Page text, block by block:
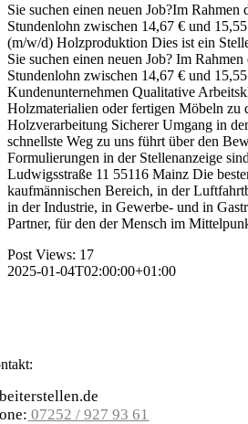
Sie suchen einen neuen Job?Im
Stundenlohn zwischen 14,67 € und
(m/w/d) Holzproduktion Dies ist ein
Sie suchen einen neuen Job? Im
Stundenlohn zwischen 14,67 € und
Kundenunternehmen Qualitative
Holzmaterialien oder fertigen Möbeln zu
Holzverarbeitung Sicherer Umgang in
schnellste Weg zu uns führt über den
Formulierungen in der Stellenanzeige
Ludwigsstraße 11 55116 Mainz Die
kaufmännischen Bereich, in der
in der Industrie, in Gewerbe- und in
Partner, für den der Mensch im
Post Views: 17
2025-01-04T02:00:00+01:00
07252 / 927 93 61